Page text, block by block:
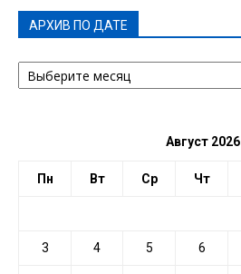
АРХИВ ПО ДАТЕ
АРХИВ
ПО
Август 2026
Пн Вт Ср Чт
3 4 5 6